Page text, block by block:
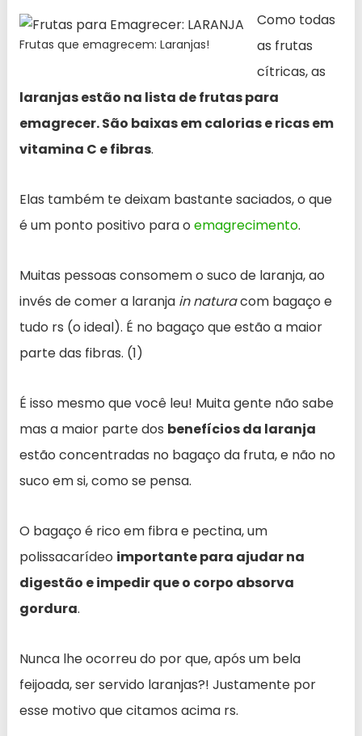
Frutas que emagrecem: Laranjas!
Como todas
as frutas
cítricas, as
laranjas estão na lista de frutas para
emagrecer. São baixas em calorias e ricas em
vitamina C e fibras.
Elas também te deixam bastante saciados, o que
é um ponto positivo para o emagrecimento.
Muitas pessoas consomem o suco de laranja, ao
invés de comer a laranja in naturacom bagaço e
tudo rs (o ideal). É no bagaço que estão a maior
parte das fibras. (1)
É isso mesmo que você leu! Muita gente não sabe
mas a maior parte dos benefícios da laranja
estão concentradas no bagaço da fruta, e não no
suco em si, como se pensa.
O bagaço é rico em fibra e pectina, um
polissacarídeo importante para ajudar na
digestão e impedir que o corpo absorva
gordura.
Nunca lhe ocorreu do por que, após um bela
feijoada, ser servido laranjas?! Justamente por
esse motivo que citamos acima rs.